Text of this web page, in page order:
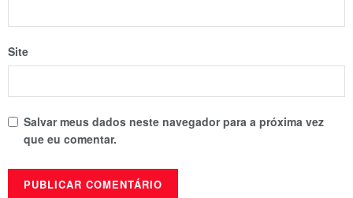
Site
Salvar meus dados neste navegador para a próxima vez
que eu comentar.